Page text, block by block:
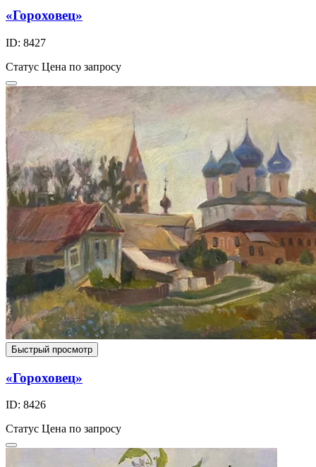
«Гороховец»
ID: 8427
Статус Цена по запросу
Быстрый просмотр
«Гороховец»
ID: 8426
Статус Цена по запросу